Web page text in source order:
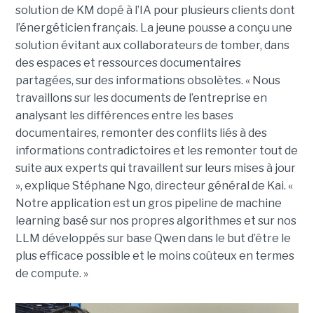
solution de KM dopé à l’IA pour plusieurs clients dont
l’énergéticien français. La jeune pousse a conçu une
solution évitant aux collaborateurs de tomber, dans
des espaces et ressources documentaires
partagées, sur des informations obsolètes. « Nous
travaillons sur les documents de l’entreprise en
analysant les différences entre les bases
documentaires, remonter des conflits liés à des
informations contradictoires et les remonter tout de
suite aux experts qui travaillent sur leurs mises à jour
», explique Stéphane Ngo, directeur général de Kai. «
Notre application est un gros pipeline de machine
learning basé sur nos propres algorithmes et sur nos
LLM développés sur base Qwen dans le but d’être le
plus efficace possible et le moins coûteux en termes
de compute. »